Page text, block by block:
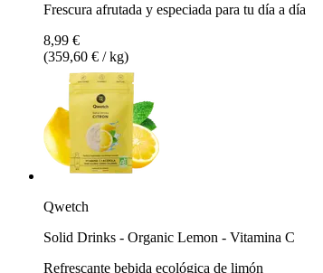
Frescura afrutada y especiada para tu día a día
8,99 €
(359,60 € / kg)
Qwetch
Solid Drinks - Organic Lemon - Vitamina C
Refrescante bebida ecológica de limón